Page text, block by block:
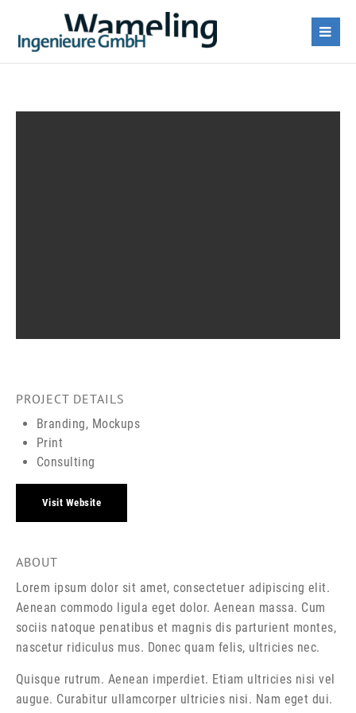
PROJECT DETAILS
Branding, Mockups
Print
Consulting
Visit Website
ABOUT
Lorem ipsum dolor sit amet, consectetuer adipiscing elit.
Aenean commodo ligula eget dolor. Aenean massa. Cum
sociis natoque penatibus et magnis dis parturient montes,
nascetur ridiculus mus. Donec quam felis, ultricies nec.
Quisque rutrum. Aenean imperdiet. Etiam ultricies nisi vel
augue. Curabitur ullamcorper ultricies nisi. Nam eget dui.